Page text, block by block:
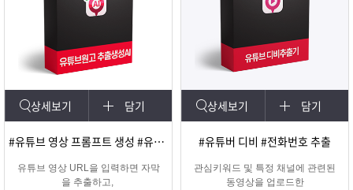
상세보기 담기
#유튜브 영상 프롬프트 생성 #유튜브 영상제작
유튜브 영상 URL을 입력하면 자막
을 추출하고,
상세보기 담기
#유튜버 디비 #전화번호 추출
관심키워드 및 특정 채널에 관련된
동영상을 업로드한